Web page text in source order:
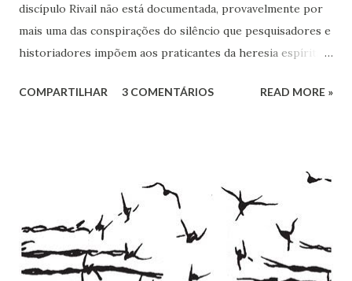
discípulo Rivail não está documentada, provavelmente por
mais uma das conspirações do silêncio que pesquisadores e
historiadores impõem aos praticantes da heresia espírita
de Pestalozzi a amigos, familiares, discípulos, reis,
Pestalozzi a Rivail ou vice-versa. Pestalozzi sonhava
implantar seu método na França, a ponto de ter tido uma
entrevista com o próprio Napoleão Bonaparte, que aliás se
mostrou insensível aos seus planos. Escreveu em 1826 um
pequeno folheto sobre suas ideias em francês. Seria quase
COMPARTILHAR 3 COMENTÁRIOS READ MORE »